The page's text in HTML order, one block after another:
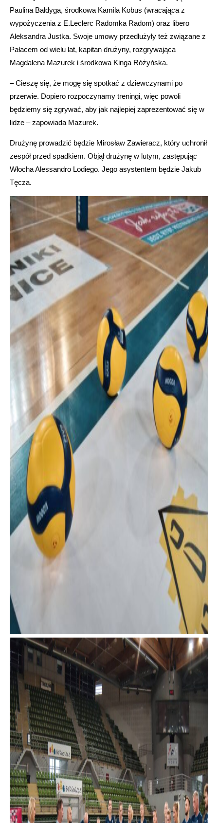
Paulina Bałdyga, środkowa Kamila Kobus (wracająca z
wypożyczenia z E.Leclerc Radomka Radom) oraz libero
Aleksandra Justka. Swoje umowy przedłużyły też związane z
Pałacem od wielu lat, kapitan drużyny, rozgrywająca
Magdalena Mazurek i środkowa Kinga Różyńska.
– Cieszę się, że mogę się spotkać z dziewczynami po
przerwie. Dopiero rozpoczynamy treningi, więc powoli
będziemy się zgrywać, aby jak najlepiej zaprezentować się w
lidze – zapowiada Mazurek.
Drużynę prowadzić będzie Mirosław Zawieracz, który uchronił
zespół przed spadkiem. Objął drużynę w lutym, zastępując
Włocha Alessandro Lodiego. Jego asystentem będzie Jakub
Tęcza.